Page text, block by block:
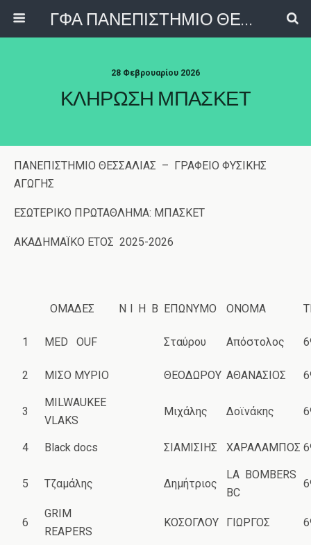
ΓΦΑ ΠΑΝΕΠΙΣΤΗΜΙΟ ΘΕΣΣΑΛΙΑΣ
28 Φεβρουαρίου 2026
ΚΛΗΡΩΣΗ ΜΠΑΣΚΕΤ
ΠΑΝΕΠΙΣΤΗΜΙΟ ΘΕΣΣΑΛΙΑΣ – ΓΡΑΦΕΙΟ ΦΥΣΙΚΗΣ
ΑΓΩΓΗΣ
ΕΣΩΤΕΡΙΚΟ ΠΡΩΤΑΘΛΗΜΑ: ΜΠΑΣΚΕΤ
ΑΚΑΔΗΜΑΪΚΟ ΕΤΟΣ 2025-2026
ΟΜΑΔΕΣ Ν Ι Η Β ΕΠΩΝΥΜΟ ΟΝΟΜΑ
1 MED OUF Σταύρου Απόστολος
2 ΜΙΣΟ ΜΥΡΙΟ ΘΕΟΔΩΡΟΥ ΑΘΑΝΑΣΙΟΣ
3
MILWAUKEE
VLAKS
Μιχάλης Δοϊνάκης
4 Black docs ΣΙΑΜΙΣΙΗΣ ΧΑΡΑΛΑΜΠΟΣ
5 Τζαμάλης Δημήτριος
LA BOMBERS
BC
6
GRIM
REAPERS
ΚΟΣΟΓΛΟΥ ΓΙΩΡΓΟΣ